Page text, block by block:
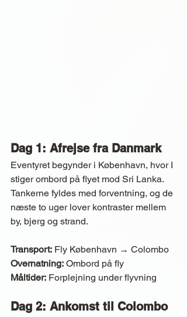
Dag 1: Afrejse fra Danmark
Eventyret begynder i København, hvor I
stiger ombord på flyet mod Sri Lanka.
Tankerne fyldes med forventning, og de
næste to uger lover kontraster mellem
by, bjerg og strand.
Transport: Fly København → Colombo
Overnatning: Ombord på fly
Måltider: Forplejning under flyvning
Dag 2: Ankomst til Colombo